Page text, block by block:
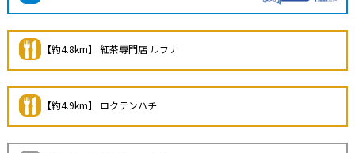
【約4.8km】 紅茶専門店 ルフナ
【約4.9km】 ロクテンハチ